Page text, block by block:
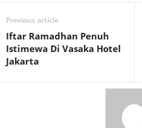
Previous article
Iftar Ramadhan Penuh
Istimewa Di Vasaka Hotel
Jakarta